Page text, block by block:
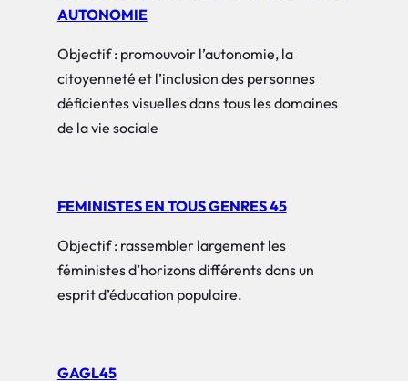
AUTONOMIE
Objectif : promouvoir l’autonomie, la
citoyenneté et l’inclusion des personnes
déficientes visuelles dans tous les domaines
de la vie sociale
FEMINISTES EN TOUS GENRES 45
Objectif : rassembler largement les
féministes d’horizons différents dans un
esprit d’éducation populaire.
GAGL45